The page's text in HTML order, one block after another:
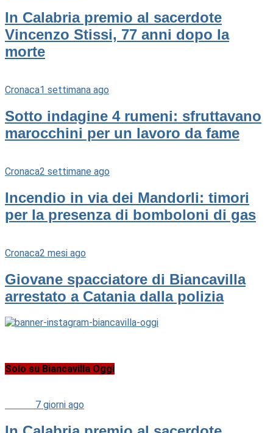
In Calabria premio al sacerdote
Vincenzo Stissi, 77 anni dopo la
morte
Cronaca1 settimana ago
Sotto indagine 4 rumeni: sfruttavano
marocchini per un lavoro da fame
Cronaca2 settimane ago
Incendio in via dei Mandorli: timori
per la presenza di bomboloni di gas
Cronaca2 mesi ago
Giovane spacciatore di Biancavilla
arrestato a Catania dalla polizia
Solo su Biancavilla Oggi
7 giorni ago